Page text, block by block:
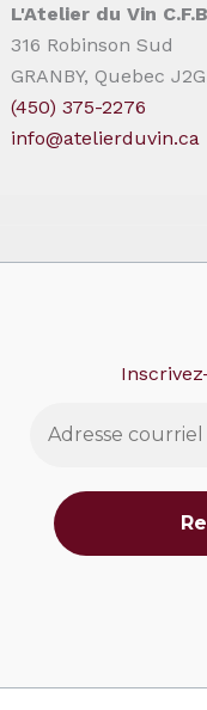
L'Atelier du Vin
316 Robinson Sud
GRANBY, Quebec
(450) 375-2276
info@atelierduvin.ca